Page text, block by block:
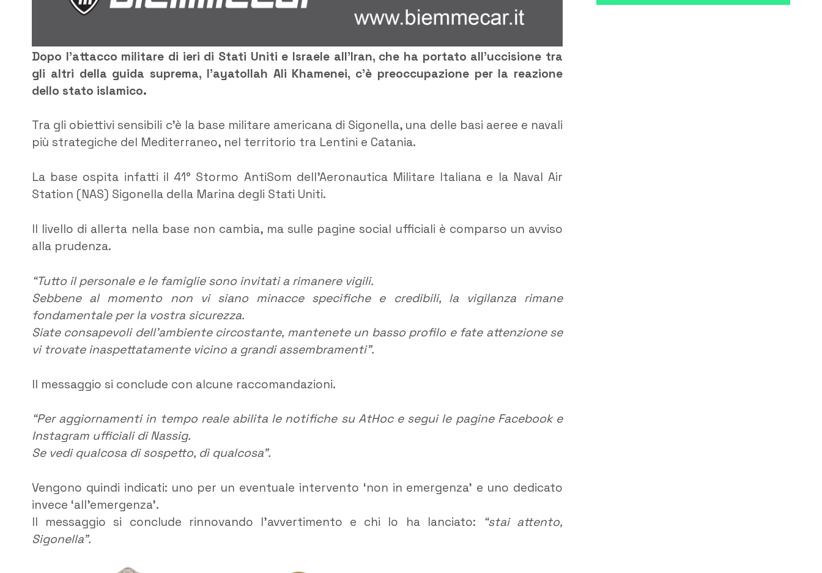
Dopo l’attacco militare di ieri di Stati Uniti e Israele all’Iran, che ha portato all’uccisione tra
gli altri della guida suprema, l’ayatollah Ali Khamenei, c’è preoccupazione per la reazione
dello stato islamico.
Tra gli obiettivi sensibili c’è la base militare americana di Sigonella, una delle basi aeree e navali
più strategiche del Mediterraneo, nel territorio tra Lentini e Catania.
La base ospita infatti il 41° Stormo AntiSom dell’Aeronautica Militare Italiana e la Naval Air
Station (NAS) Sigonella della Marina degli Stati Uniti.
Il livello di allerta nella base non cambia, ma sulle pagine social ufficiali è comparso un avviso
alla prudenza.
“Tutto il personale e le famiglie sono invitati a rimanere vigili.
Sebbene al momento non vi siano minacce specifiche e credibili, la vigilanza rimane
fondamentale per la vostra sicurezza.
Siate consapevoli dell’ambiente circostante, mantenete un basso profilo e fate attenzione se
vi trovate inaspettatamente vicino a grandi assembramenti”.
Il messaggio si conclude con alcune raccomandazioni.
“Per aggiornamenti in tempo reale abilita le notifiche su AtHoc e segui le pagine Facebook e
Instagram ufficiali di Nassig.
Se vedi qualcosa di sospetto, dì qualcosa”.
Vengono quindi indicati: uno per un eventuale intervento ‘non in emergenza’ e uno dedicato
invece ‘all’emergenza’.
Il messaggio si conclude rinnovando l’avvertimento e chi lo ha lanciato:
“stai attento,
Sigonella”.